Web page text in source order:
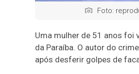
Foto:
Uma mulher de 51 anos foi
da Paraíba. O autor do
após desferir golpes de